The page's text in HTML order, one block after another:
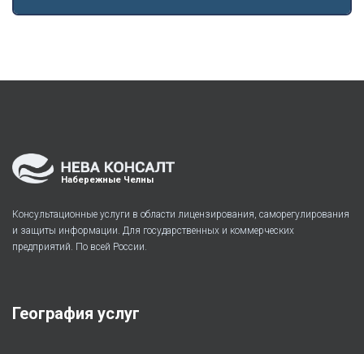
Набережные Челны
Консультационные услуги в области лицензирования, саморегулирования
и защиты информации. Для государственных и коммерческих
предприятий. По всей России.
География услуг